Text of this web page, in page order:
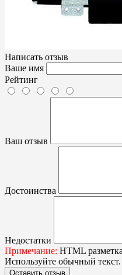
Написать отзыв
Ваше имя
Рейтинг
Ваш отзыв
Достоинства
Недостатки
Примечание: HTML
Используйте обычный текст.
Оставить отзыв